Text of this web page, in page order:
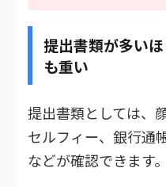
提出書類が多い
も重い
提出書類としては、
セルフィー、銀行通
などが確認できます。